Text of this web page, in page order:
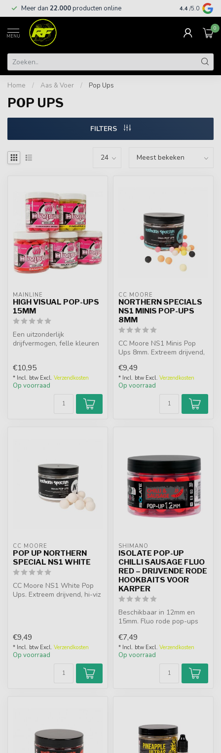
Meer dan 22.000producten online Gratis
4.4 /5.0
MENU
0
Home / Aas & Voer / Pop Ups
POP UPS
FILTERS
MAINLINE
HIGH VISUAL POP-UPS
15MM
Een uitzonderlijk
drijfvermogen, felle kleuren
€10,95
* Incl. btw Excl. Verzendkosten
Op voorraad
CC MOORE
NORTHERN SPECIALS
NS1 MINIS POP-UPS
8MM
CC Moore NS1 Minis Pop
Ups 8mm. Extreem drijvend,
c...
€9,49
* Incl. btw Excl. Verzendkosten
Op voorraad
CC MOORE
POP UP NORTHERN
SPECIAL NS1 WHITE
CC Moore NS1 White Pop
Ups. Extreem drijvend, hi-viz
€9,49
* Incl. btw Excl. Verzendkosten
Op voorraad
SHIMANO
ISOLATE POP-UP
CHILLI SAUSAGE FLUO
RED – DRIJVENDE RODE
HOOKBAITS VOOR
KARPER
Beschikbaar in 12mm en
15mm. Fluo rode pop-ups
flavou...
€7,49
* Incl. btw Excl. Verzendkosten
Op voorraad